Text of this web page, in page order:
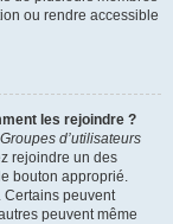
ou rendre accessible
les rejoindre ?
Groupes d’utilisateurs
rejoindre un des
bouton approprié.
Certains peuvent
peuvent même